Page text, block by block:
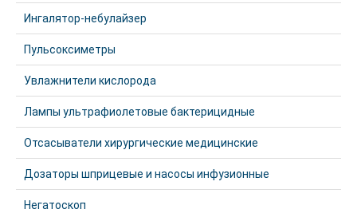
Ингалятор-небулайзер
Пульсоксиметры
Увлажнители кислорода
Лампы ультрафиолетовые бактерицидные
Отсасыватели хирургические медицинские
Дозаторы шприцевые и насосы инфузионные
Негатоскоп